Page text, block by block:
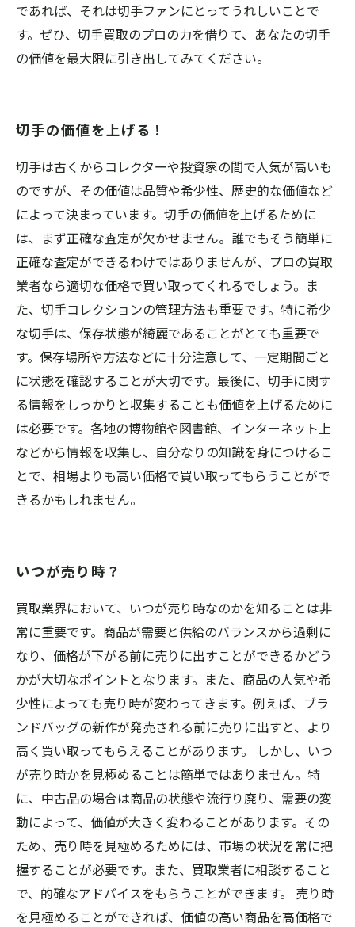
であれば、それは切手ファンにとってうれしいことで
す。ぜひ、切手買取のプロの力を借りて、あなたの切手
の価値を最大限に引き出してみてください。
切手の価値を上げる！
切手は古くからコレクターや投資家の間で人気が高いも
のですが、その価値は品質や希少性、歴史的な価値など
によって決まっています。切手の価値を上げるために
は、まず正確な査定が欠かせません。誰でもそう簡単に
正確な査定ができるわけではありませんが、プロの買取
業者なら適切な価格で買い取ってくれるでしょう。ま
た、切手コレクションの管理方法も重要です。特に希少
な切手は、保存状態が綺麗であることがとても重要で
す。保存場所や方法などに十分注意して、一定期間ごと
に状態を確認することが大切です。最後に、切手に関す
る情報をしっかりと収集することも価値を上げるために
は必要です。各地の博物館や図書館、インターネット上
などから情報を収集し、自分なりの知識を身につけるこ
とで、相場よりも高い価格で買い取ってもらうことがで
きるかもしれません。
いつが売り時？
買取業界において、いつが売り時なのかを知ることは非
常に重要です。商品が需要と供給のバランスから過剰に
なり、価格が下がる前に売りに出すことができるかどう
かが大切なポイントとなります。また、商品の人気や希
少性によっても売り時が変わってきます。例えば、ブラ
ンドバッグの新作が発売される前に売りに出すと、より
高く買い取ってもらえることがあります。 しかし、いつ
が売り時かを見極めることは簡単ではありません。特
に、中古品の場合は商品の状態や流行り廃り、需要の変
動によって、価値が大きく変わることがあります。その
ため、売り時を見極めるためには、市場の状況を常に把
握することが必要です。また、買取業者に相談すること
で、的確なアドバイスをもらうことができます。 売り時
を見極めることができれば、価値の高い商品を高価格で